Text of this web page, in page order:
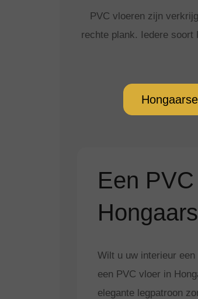
PVC vloeren zijn
rechte plank. Iedere soort
Een
Wilt u uw interieur
een PVC vloer in
elegante legpatroon